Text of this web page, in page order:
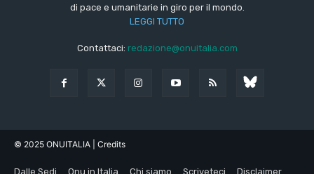
di pace e umanitarie in giro per il mondo.
LEGGI TUTTO
Contattaci: redazione@onuitalia.com
© 2025 ONUITALIA | Credits
Dalle Sedi Onu in Italia Chi siamo Scriveteci Disclaimer